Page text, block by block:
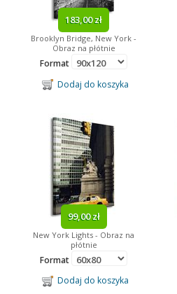
183,00 zł
Brooklyn Bridge, New York -
Obraz na płótnie
Format
Dodaj do koszyka
99,00 zł
New York Lights - Obraz na
płótnie
Format
Dodaj do koszyka